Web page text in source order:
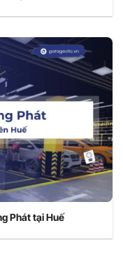
Phát tại Huế